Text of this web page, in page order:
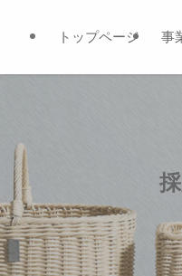
トップページ 事